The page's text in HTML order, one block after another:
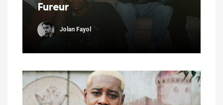
Fureur
Jolan Fayol